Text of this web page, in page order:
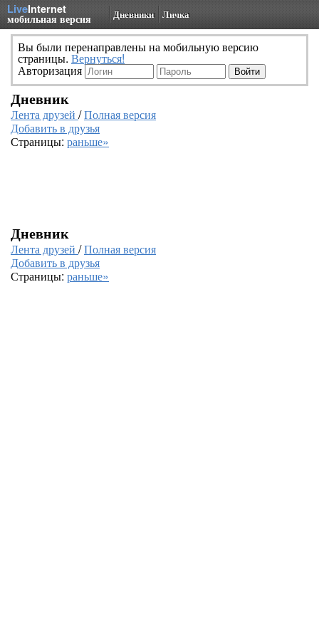
LiveInternet
мобильная версия Дневники Личка
Вы были перенаправлены на мобильную версию
страницы. Вернуться!
Авторизация
Дневник
Лента друзей /Полная версия
Добавить в друзья
Страницы: раньше»
Дневник
Лента друзей /Полная версия
Добавить в друзья
Страницы: раньше»